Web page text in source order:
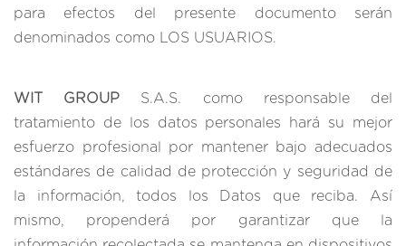
para efectos del presente documento serán
denominados como LOS USUARIOS.
WIT GROUP S.A.S. como responsable del
tratamiento de los datos personales hará su mejor
esfuerzo profesional por mantener bajo adecuados
estándares de calidad de protección y seguridad de
la información, todos los Datos que reciba. Así
mismo, propenderá por garantizar que la